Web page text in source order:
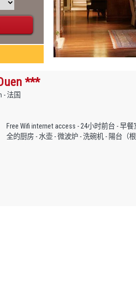
***
- 法国
Free Wifi internet access - 24小时前台 - 早
全的厨房 - 水壶 - 微波炉 - 洗碗机 - 陽台（